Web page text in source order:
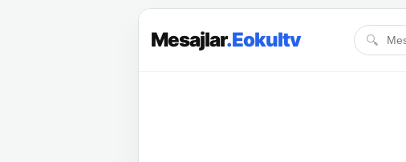
Mesajlar.Eokultv 🔍